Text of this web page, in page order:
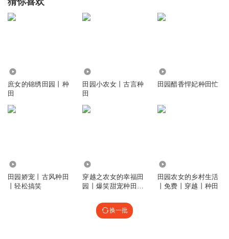
非哥2011
怎么更新越来越少了
庶女的锦绣田园丨种
田
田园小农女丨古言种
田
田园醋香悍妃种田忙
田园娇宠丨古风种田
丨轻松搞笑
穿越之农女的幸福田
园丨爆笑甜宠种田丨
田园农女的乡村生活
丨免费丨穿越丨种田
换一批